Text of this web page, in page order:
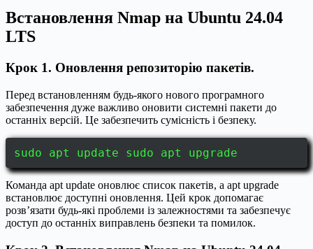
Встановлення Nmap на Ubuntu 24.04
LTS
Крок 1. Оновлення репозиторію пакетів.
Перед встановленням будь-якого нового програмного
забезпечення дуже важливо оновити системні пакети до
останніх версій. Це забезпечить сумісність і безпеку.
sudo apt update sudo apt upgrade
Команда apt update оновлює список пакетів, а apt upgrade
встановлює доступні оновлення. Цей крок допомагає
розв’язати будь-які проблеми із залежностями та забезпечує
доступ до останніх виправлень безпеки та помилок.